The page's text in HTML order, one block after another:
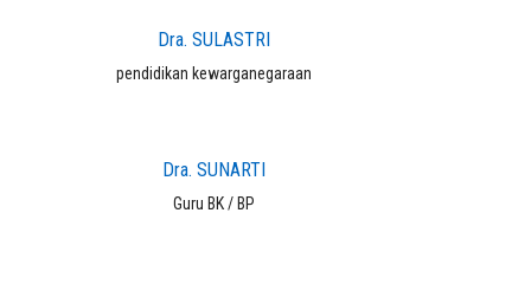
Dra. SULASTRI
pendidikan kewarganegaraan
Dra. SUNARTI
Guru BK / BP